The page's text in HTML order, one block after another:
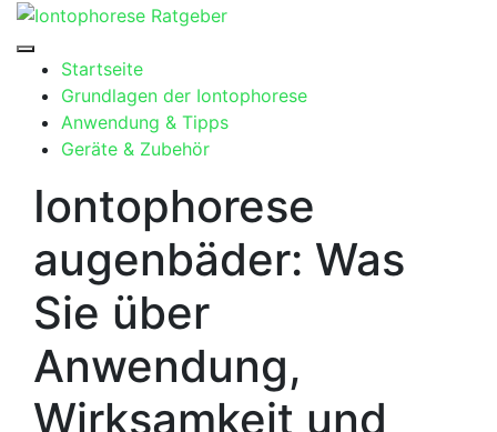
Skip
contentStartseite
Grundlagen der Iontophorese
Anwendung & Tipps
Geräte & Zubehör
Iontophorese
augenbäder: Was
Sie über
Anwendung,
Wirksamkeit und